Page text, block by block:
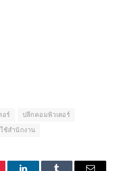
อร์
ปลีกคอมพิวเตอร์
ช้สำนักงาน